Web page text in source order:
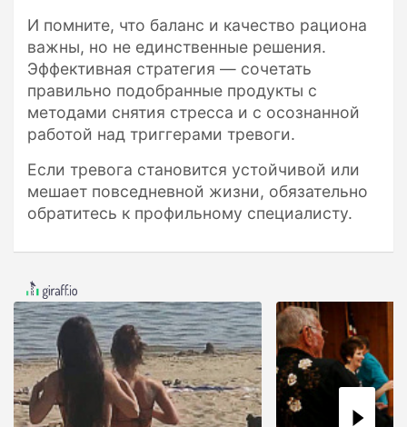
И помните, что баланс и качество рациона
важны, но не единственные решения.
Эффективная стратегия — сочетать
правильно подобранные продукты с
методами снятия стресса и с осознанной
работой над триггерами тревоги.
Если тревога становится устойчивой или
мешает повседневной жизни, обязательно
обратитесь к профильному специалисту.